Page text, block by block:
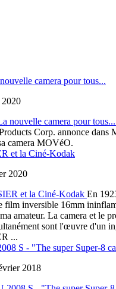
camera pour tous...
Corp. annonce dans
camera MOVéO.
et la Ciné-Kodak
2020
En
film inversible 16mm
amateur. La camera et le
sont l'œuvre d'un
...
S - "The super Super-8
2018